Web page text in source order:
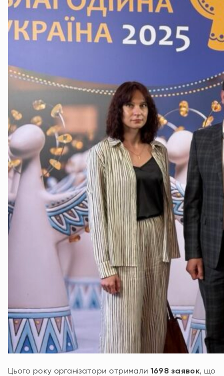
Цього року організатори отримали 1698 заявок, що